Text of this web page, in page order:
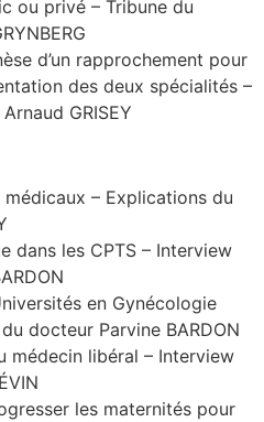
ou privé – Tribune du
d’un rapprochement pour
des deux spécialités –
GRISEY
– Explications du
dans les CPTS – Interview
en Gynécologie
docteur Parvine BARDON
médecin libéral – Interview
les maternités pour